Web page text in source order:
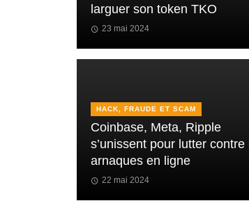
larguer son token TKO
23 mai 2024
HACK, FRAUDE ET SCAM
Coinbase, Meta, Ripple
s’unissent pour lutter contre
arnaques en ligne
22 mai 2024